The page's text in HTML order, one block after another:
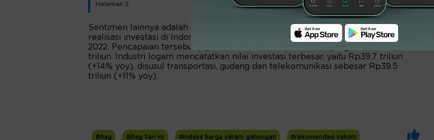
Halaman 2
Sentimen lainnya adalah dari dalam negeri, BKPM mencatatkan pertumbuhan
realisasi investasi di Indonesia sebesar 28.5% yoy menjadi Rp282.4 triliun di Q1-
2022. Pencapaian tersebut juga tumbuh 16.9% dari Q4-2021 yang sebesar Rp241.6
triliun. Industri logam mencatatkan nilai investasi terbesar, yaitu Rp39.7 triliun
(+14% yoy), disusul transportasi, gudang dan telekomunikasi sebesar Rp39.5
triliun (+11% yoy).
#ihsg #ihsg hari ini #indeks harga saham gabungan #rekomendasi saham